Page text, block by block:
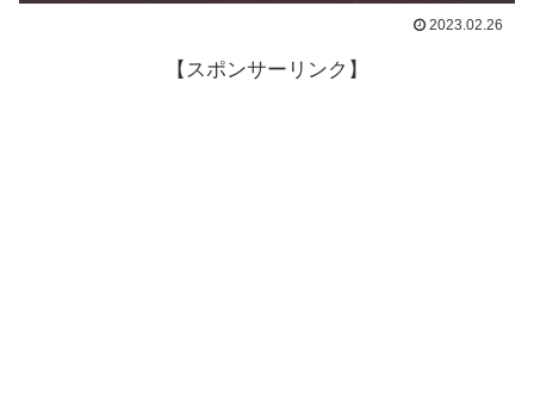
2023.02.26
【スポンサーリンク】